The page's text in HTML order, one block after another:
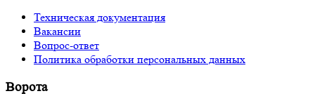
Техническая документация
Вакансии
Вопрос-ответ
Политика обработки персональных данных
Ворота